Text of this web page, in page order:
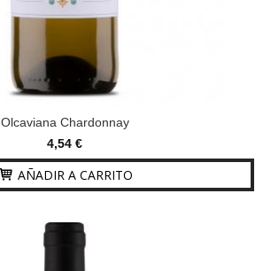
Olcaviana Chardonnay
4,54 €
AÑADIR A CARRITO